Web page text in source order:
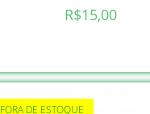
R$15,00
FORA DE ESTOQUE